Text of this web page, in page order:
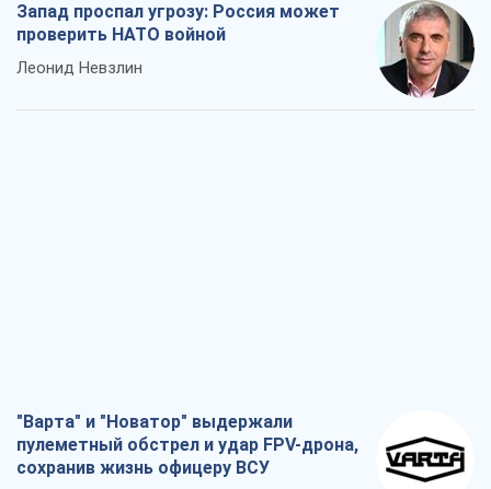
Запад проспал угрозу: Россия может
проверить НАТО войной
Леонид Невзлин
"Варта" и "Новатор" выдержали
пулеметный обстрел и удар FPV-дрона,
сохранив жизнь офицеру ВСУ